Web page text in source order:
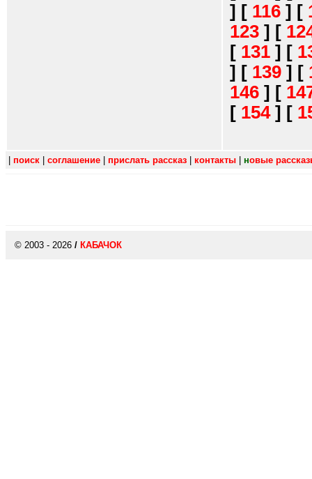
] [ 116 ] [
123 ] [
[ 131 ] [
] [ 139 ] [
146 ] [
[ 154] [
поиск соглашение прислать рассказ контакты новые
© 2003 - 2026 / КАБАЧОК